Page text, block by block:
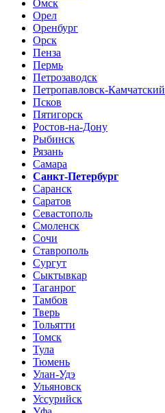
Омск
Орел
Оренбург
Орск
Пенза
Пермь
Петрозаводск
Петропавловск-Камчатский
Псков
Пятигорск
Ростов-на-Дону
Рыбинск
Рязань
Самара
Санкт-Петербург
Саранск
Саратов
Севастополь
Смоленск
Сочи
Ставрополь
Сургут
Сыктывкар
Таганрог
Тамбов
Тверь
Тольятти
Томск
Тула
Тюмень
Улан-Удэ
Ульяновск
Уссурийск